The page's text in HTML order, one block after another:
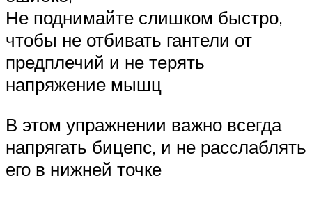
Не поднимайте слишком быстро,
чтобы не отбивать гантели от
предплечий и не терять
напряжение мышц
В этом упражнении важно всегда
напрягать бицепс, и не расслаблять
его в нижней точке